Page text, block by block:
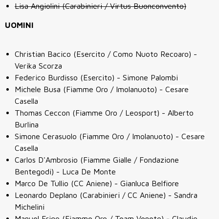
Lisa Angiolini (Carabinieri / Virtus Buonconvento)
UOMINI
Christian Bacico (Esercito / Como Nuoto Recoaro) -
Verika Scorza
Federico Burdisso (Esercito) - Simone Palombi
Michele Busa (Fiamme Oro / Imolanuoto) - Cesare
Casella
Thomas Ceccon (Fiamme Oro / Leosport) - Alberto
Burlina
Simone Cerasuolo (Fiamme Oro / Imolanuoto) - Cesare
Casella
Carlos D'Ambrosio (Fiamme Gialle / Fondazione
Bentegodi) - Luca De Monte
Marco De Tullio (CC Aniene) - Gianluca Belfiore
Leonardo Deplano (Carabinieri / CC Aniene) - Sandra
Michelini